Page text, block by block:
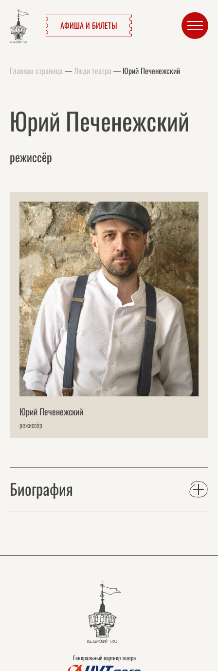
АФИША И БИЛЕТЫ
Главная страница —Люди театра —Юрий Печенежский
Юрий Печенежский
режиссёр
Юрий Печенежский
режиссёр
Биография
Генеральный партнер театра